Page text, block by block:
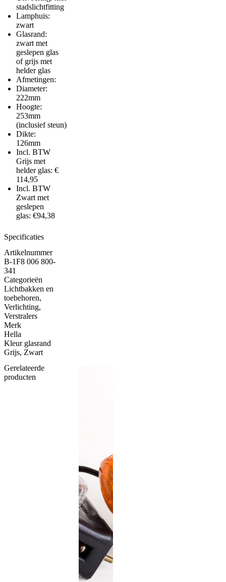
stadslichtfitting
Lamphuis:
zwart
Glasrand:
zwart met
geslepen glas
of grijs met
helder glas
Afmetingen:
Diameter:
222mm
Hoogte:
253mm
(inclusief steun)
Dikte:
126mm
Incl. BTW
Grijs met
helder glas: €
114,95
Incl. BTW
Zwart met
geslepen
glas: €94,38
Specificaties
Artikelnummer
B-1F8 006 800-
341
Categorieën
Lichtbakken en
toebehoren,
Verlichting,
Verstralers
Merk
Hella
Kleur glasrand
Grijs, Zwart
Gerelateerde
producten